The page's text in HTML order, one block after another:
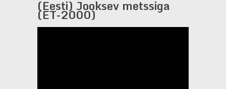
(Eesti) Jooksev metssiga
(ET-2000)